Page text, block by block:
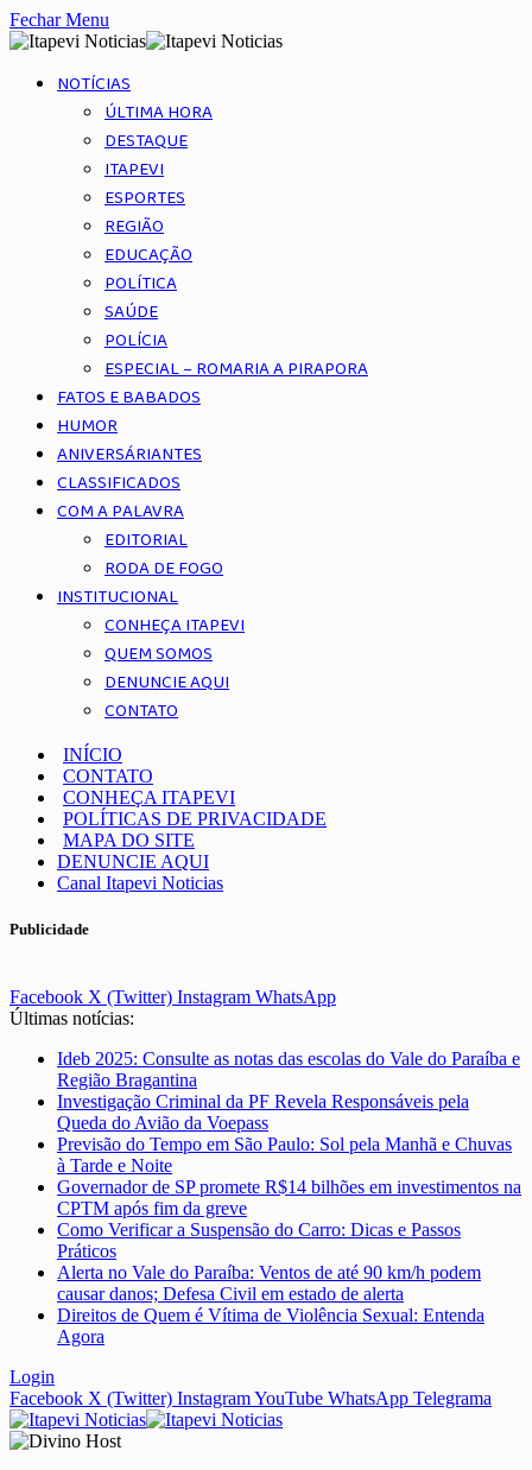
Fechar Menu
NOTÍCIAS
ÚLTIMA HORA
DESTAQUE
ITAPEVI
ESPORTES
REGIÃO
EDUCAÇÃO
POLÍTICA
SAÚDE
POLÍCIA
ESPECIAL – ROMARIA A PIRAPORA
FATOS E BABADOS
HUMOR
ANIVERSÁRIANTES
CLASSIFICADOS
COM A PALAVRA
EDITORIAL
RODA DE FOGO
INSTITUCIONAL
CONHEÇA ITAPEVI
QUEM SOMOS
DENUNCIE AQUI
CONTATO
INÍCIO
CONTATO
CONHEÇA ITAPEVI
POLÍTICAS DE PRIVACIDADE
MAPA DO SITE
DENUNCIE AQUI
Canal Itapevi Noticias
Publicidade
Facebook X (Twitter) Instagram WhatsApp
Últimas notícias:
Ideb 2025: Consulte as notas das escolas do Vale do Paraíba e
Região Bragantina
Investigação Criminal da PF Revela Responsáveis pela
Queda do Avião da Voepass
Previsão do Tempo em São Paulo: Sol pela Manhã e Chuvas
à Tarde e Noite
Governador de SP promete R$14 bilhões em investimentos na
CPTM após fim da greve
Como Verificar a Suspensão do Carro: Dicas e Passos
Práticos
Alerta no Vale do Paraíba: Ventos de até 90 km/h podem
causar danos; Defesa Civil em estado de alerta
Direitos de Quem é Vítima de Violência Sexual: Entenda
Agora
Login
Facebook X (Twitter) InstagramYouTube WhatsApp Telegrama